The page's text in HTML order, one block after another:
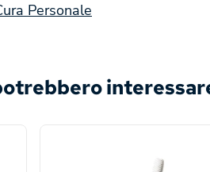
Personale